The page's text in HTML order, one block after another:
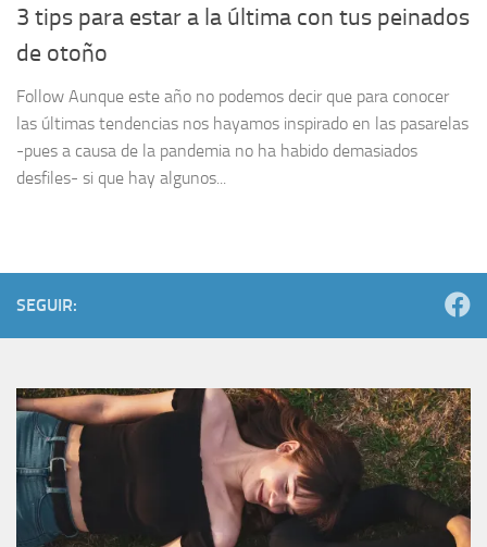
3 tips para estar a la última con tus peinados
de otoño
Follow Aunque este año no podemos decir que para conocer
las últimas tendencias nos hayamos inspirado en las pasarelas
-pues a causa de la pandemia no ha habido demasiados
desfiles- si que hay algunos...
SEGUIR: